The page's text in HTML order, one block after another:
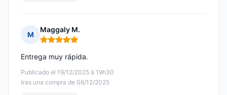
M
Maggaly M.
Nota: 5 de 5
Publicado el 19/12/2025 à 19h30
tras una compra de 06/12/2025
Entrega muy rápida.